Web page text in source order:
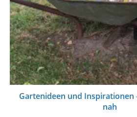
Gartenideen und Inspirationen
nah